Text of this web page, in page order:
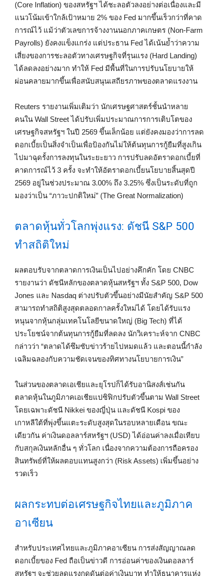
(Core Inflation) ของสหรัฐฯ ได้ชะลอตัวลงอย่างต่อเนื่องและมี
แนวโน้มเข้าใกล้เป้าหมาย 2% ของ Fed มากขึ้นเร็วกว่าที่คาด
การณ์ไว้ แม้ว่าตัวเลขการจ้างงานนอกภาคเกษตร (Non-Farm
Payrolls) ยังคงแข็งแกร่ง แต่ประธาน Fed ได้เน้นย้ำว่าความ
เสี่ยงของการชะลอตัวทางเศรษฐกิจที่รุนแรง (Hard Landing)
ได้ลดลงอย่างมาก ทำให้ Fed มีพื้นที่ในการปรับนโยบายให้
ผ่อนคลายมากขึ้นเพื่อสนับสนุนเสถียรภาพของตลาดแรงงาน
Reuters รายงานเพิ่มเติมว่า นักเศรษฐศาสตร์ชั้นนำหลาย
คนใน Wall Street ได้ปรับเพิ่มประมาณการการเติบโตของ
เศรษฐกิจสหรัฐฯ ในปี 2569 ขึ้นเล็กน้อย แต่ยังคงมองว่าการลด
ดอกเบี้ยเป็นสิ่งจำเป็นเพื่อป้องกันไม่ให้ต้นทุนการกู้ยืมที่สูงเกิน
ไปมาฉุดรั้งการลงทุนในระยะยาว การปรับลดอัตราดอกเบี้ยที่
คาดการณ์ไว้ 3 ครั้ง จะทำให้อัตราดอกเบี้ยนโยบายสิ้นสุดปี
2569 อยู่ในช่วงประมาณ 3.00% ถึง 3.25% ซึ่งเป็นระดับที่ถูก
มองว่าเป็น “ภาวะปกติใหม่” (The Great Normalization)
ตลาดหุ้นทั่วโลกพุ่งแรง: ดัชนี S&P 500
ทำสถิติใหม่
ผลตอบรับจากตลาดการเงินเป็นไปอย่างคึกคัก โดย CNBC
รายงานว่า ดัชนีหลักของตลาดหุ้นสหรัฐฯ ทั้ง S&P 500, Dow
Jones และ Nasdaq ต่างปรับตัวขึ้นอย่างมีนัยสำคัญ S&P 500
สามารถทำสถิติสูงสุดตลอดกาลครั้งใหม่ได้ โดยได้รับแรง
หนุนจากหุ้นกลุ่มเทคโนโลยีขนาดใหญ่ (Big Tech) ที่ได้
ประโยชน์จากต้นทุนการกู้ยืมที่ลดลง นักวิเคราะห์จาก CNBC
กล่าวว่า “ตลาดได้ซึมซับข่าวร้ายไปหมดแล้ว และตอนนี้กำลัง
เฉลิมฉลองกับความชัดเจนของทิศทางนโยบายการเงิน”
ในส่วนของตลาดเอเชียและยุโรปก็ได้รับอานิสงส์เช่นกัน
ตลาดหุ้นในภูมิภาคเอเชียแปซิฟิกปรับตัวขึ้นตาม Wall Street
โดยเฉพาะดัชนี Nikkei ของญี่ปุ่น และดัชนี Kospi ของ
เกาหลีใต้ที่พุ่งขึ้นแตะระดับสูงสุดในรอบหลายเดือน ขณะ
เดียวกัน ค่าเงินดอลลาร์สหรัฐฯ (USD) ได้อ่อนค่าลงเมื่อเทียบ
กับสกุลเงินหลักอื่น ๆ ทั่วโลก เนื่องจากความต้องการถือครอง
สินทรัพย์ที่ให้ผลตอบแทนสูงกว่า (Risk Assets) เพิ่มขึ้นอย่าง
รวดเร็ว
ผลกระทบต่อเศรษฐกิจไทยและภูมิภาค
อาเซียน
สำหรับประเทศไทยและภูมิภาคอาเซียน การส่งสัญญาณลด
ดอกเบี้ยของ Fed ถือเป็นข่าวดี การอ่อนค่าของเงินดอลลาร์
สหรัฐฯ จะช่วยลดแรงกดดันต่อค่าเงินบาท ทำให้ธนาคารแห่ง